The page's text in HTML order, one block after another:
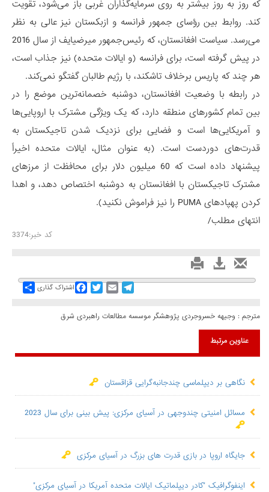
که روز به روز بیشتر به روی سرمایه‌گذاران غربی باز می‌شود، تقویت
کند. روابط بین رؤسای جمهور فرانسه و ازبکستان نیز عالی به نظر
می‌رسد. سیاست افغانستان، که رئیس‌جمهور میرضیایف از سال 2016
در پیش گرفته است، برای فرانسه (و ایالات متحده) نیز جذاب است،
هر چند که پاریس برخلاف تاشکند، با رژیم طالبان گفتگو نمی‌کند.
در رابطه با وضعیت افغانستان، دوشنبه خصمانه‌ترین موضع را در
بین تمام کشورهای منطقه دارد، که یک ویژگی مشترک با اروپایی‌ها
و آمریکایی‌ها است و فضایی برای نزدیک شدن تاجیکستان به
قدرت‌های دوردست است. (به عنوان مثال، ایالات متحده اخیراً
پیشنهاد داده است که 60 میلیون دلار برای محافظت از مرزهای
مشترک تاجیکستان با افغانستان به دوشنبه اختصاص دهد، و اهدا
کردن پهپادهای PUMA را نیز فراموش نکنید).
انتهای مطلب/
کد خبر:3374
Share اشتراک گذاری
FacebookTwitterEmail
Telegram
مترجم : وجیهه خسروجردی پژوهشگر موسسه مطالعات راهبردی شرق
عناوین مرتبط
نگاهی بر دیپلماسی چندجانبه‌گرایی قزاقستان
مسائل امنیتی چندوجهی در آسیای مرکزی: پیش بینی برای سال 2023
جایگاه اروپا در بازی قدرت های بزرگ در آسیای مرکزی
اینفوگرافیک "کادر دیپلماتیک ایالات متحده آمریکا در آسیای مرکزی"